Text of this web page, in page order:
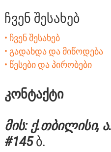
ჩვენ შესახებ
• ჩვენ შესახებ
• გადახდა და მიწოდება
• წესები და პირობები
კონტაქტი
მის: ქ.თბილისი,
#145ბ.